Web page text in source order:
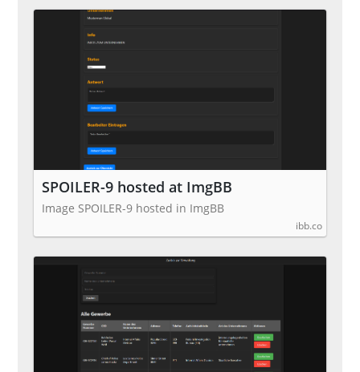
SPOILER-9 hosted at ImgBB
Image SPOILER-9 hosted in ImgBB
ibb.co